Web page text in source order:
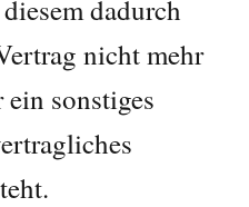
dadurch
nicht mehr
sonstiges